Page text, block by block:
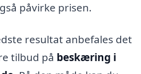
påvirke prisen.
resultat anbefales det
tilbud på beskæring i